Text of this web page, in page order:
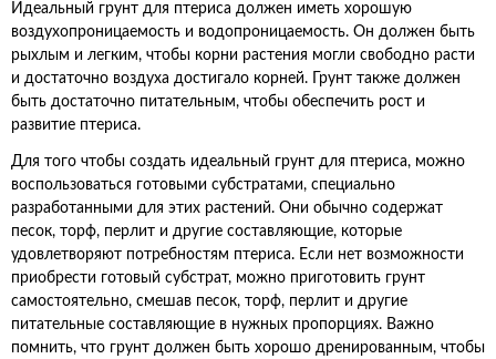
Идеальный грунт для птериса должен иметь хорошую
воздухопроницаемость и водопроницаемость. Он должен быть
рыхлым и легким, чтобы корни растения могли свободно расти
и достаточно воздуха достигало корней. Грунт также должен
быть достаточно питательным, чтобы обеспечить рост и
развитие птериса.
Для того чтобы создать идеальный грунт для птериса, можно
воспользоваться готовыми субстратами, специально
разработанными для этих растений. Они обычно содержат
песок, торф, перлит и другие составляющие, которые
удовлетворяют потребностям птериса. Если нет возможности
приобрести готовый субстрат, можно приготовить грунт
самостоятельно, смешав песок, торф, перлит и другие
питательные составляющие в нужных пропорциях. Важно
помнить, что грунт должен быть хорошо дренированным, чтобы